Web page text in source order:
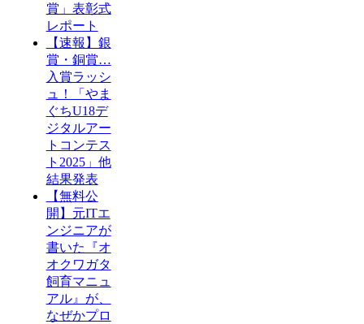
賞」表彰式
レポート
【速報】銀
賞・銅賞…
入賞ラッシ
ュ！「やま
ぐちU18デ
ジタルアー
トコンテス
ト2025」他
結果発表
【無料公
開】元ITエ
ンジニアが
書いた『オ
オクワガタ
飼育マニュ
アル』が、
なぜかプロ